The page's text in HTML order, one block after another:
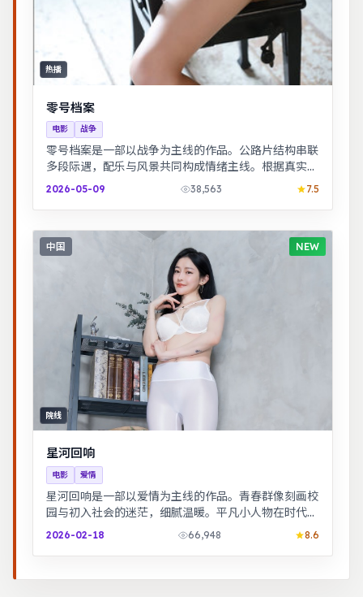
热播
零号档案
电影 战争
零号档案是一部以战争为主线的作品。公路片结构串联
多段际遇，配乐与风景共同构成情绪主线。根据真实事
件改编，纪实感强，表演克制而富有张力。
2026-05-09 38,563 7.5
中国 NEW
院线
星河回响
电影 爱情
星河回响是一部以爱情为主线的作品。青春群像刻画校
园与初入社会的迷茫，细腻温暖。平凡小人物在时代浪
潮里做出艰难抉择，最终与自我和解。
2026-02-18 66,948 8.6